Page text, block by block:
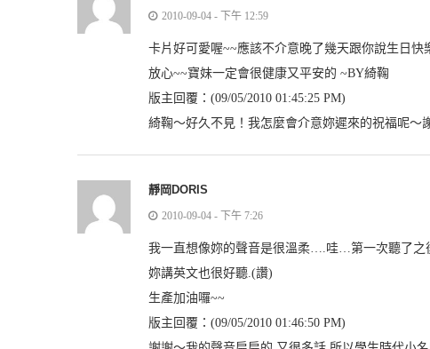
2010-09-04 - 下午 12:59
卡片好可愛喔~~應該不介意晚了幾天跟你說生日快
放心~~寶妹一定會很健康又平安的 ~BY綺鞠
版主回覆：(09/05/2010 01:45:25 PM)
綺鞠～好久不見！我怎麼會介意妳遲來的祝福呢～
靜岡DORIS
2010-09-04 - 下午 7:26
我一直想像妳的聲音是很溫柔….哇…第一次聽了
妳講英文也很好聽.(讚)
生產加油囉~~
版主回覆：(09/05/2010 01:46:50 PM)